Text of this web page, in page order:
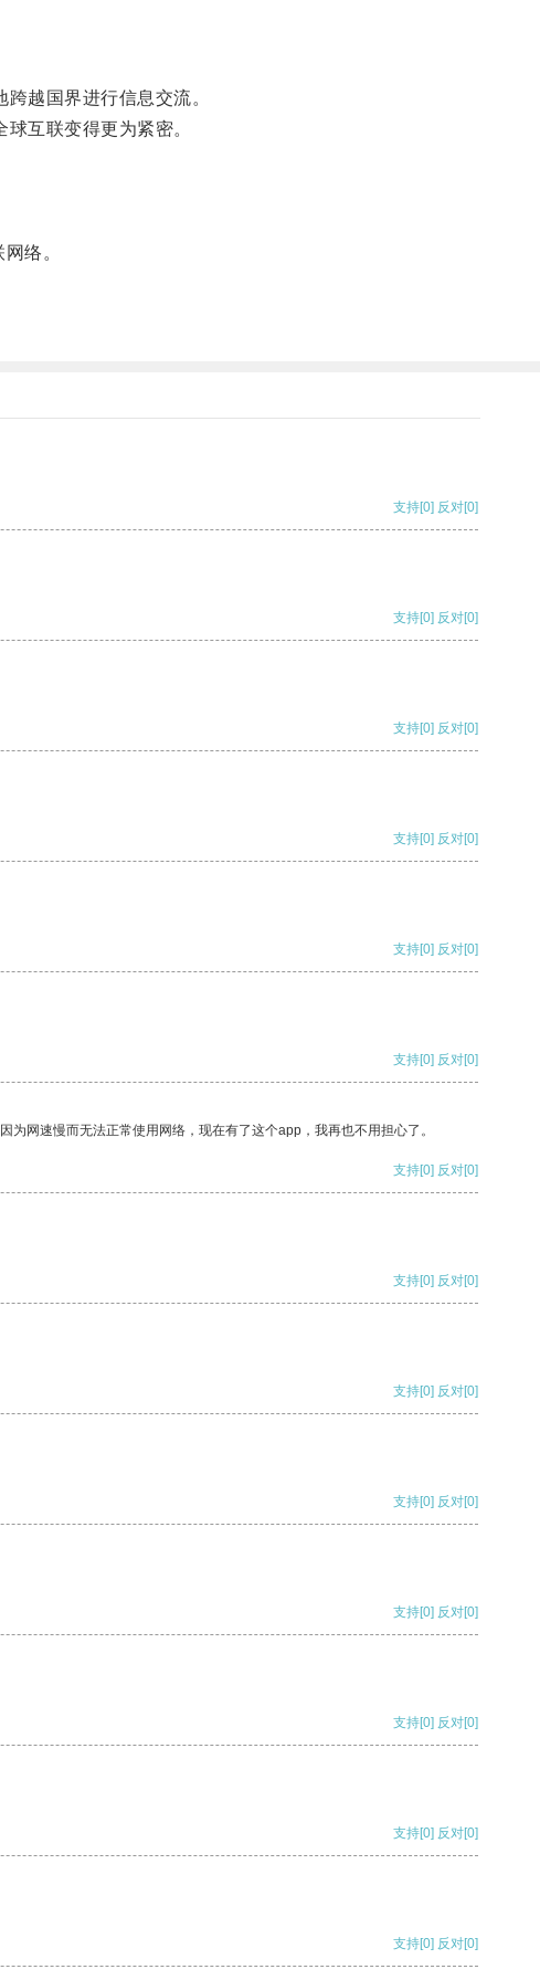
越国界进行信息交流。
互联变得更为紧密。
络。
支持[0] 反对[0]
支持[0] 反对[0]
支持[0] 反对[0]
支持[0] 反对[0]
支持[0] 反对[0]
支持[0] 反对[0]
网速慢而无法正常使用网络，现在有了这个app，我再也不用担心了。
支持[0] 反对[0]
支持[0] 反对[0]
支持[0] 反对[0]
支持[0] 反对[0]
支持[0] 反对[0]
支持[0] 反对[0]
支持[0] 反对[0]
支持[0] 反对[0]